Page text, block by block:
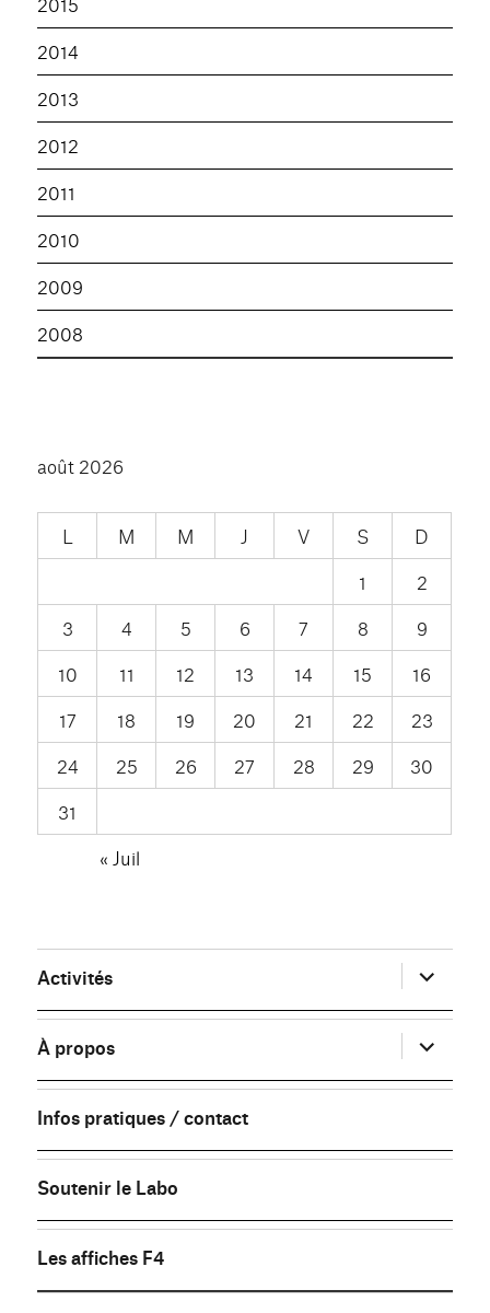
2014
2013
2012
2011
2010
2009
2008
août 2026
L M M J V S
D
1
2
3
4 5 6 7 8
9
10
11 12 13 14 15
16
17
18 19 20 21 22
23
24
25 26 27 28 29
30
31
« Juil
Activités ouvrir
le
sous-
menu
À propos
ouvrir
le
sous-
menu
Infos pratiques / contact
Soutenir le Labo
Les affiches F4